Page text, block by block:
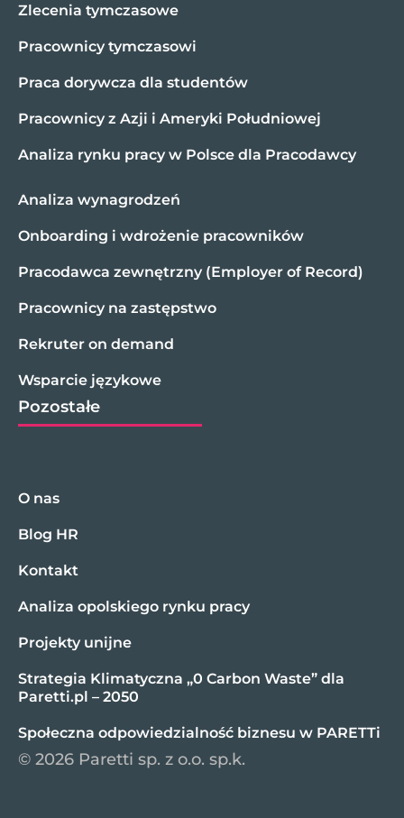
Zlecenia tymczasowe
Pracownicy tymczasowi
Praca dorywcza dla studentów
Pracownicy z Azji i Ameryki Południowej
Analiza rynku pracy w Polsce dla Pracodawcy
Analiza wynagrodzeń
Onboarding i wdrożenie pracowników
Pracodawca zewnętrzny (Employer of Record)
Pracownicy na zastępstwo
Rekruter on demand
Wsparcie językowe
Pozostałe
O nas
Blog HR
Kontakt
Analiza opolskiego rynku pracy
Projekty unijne
Strategia Klimatyczna „0 Carbon Waste” dla
Paretti.pl – 2050
Społeczna odpowiedzialność biznesu w PARETTi
© 2026 Paretti sp. z o.o. sp.k.